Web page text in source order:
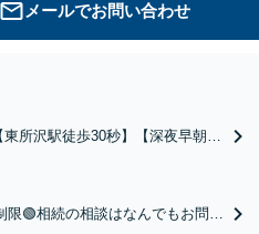
メールでお問い合わせ
東所沢駅徒歩30秒】【深夜早朝対
🟢相続の相談はなんでもお問合